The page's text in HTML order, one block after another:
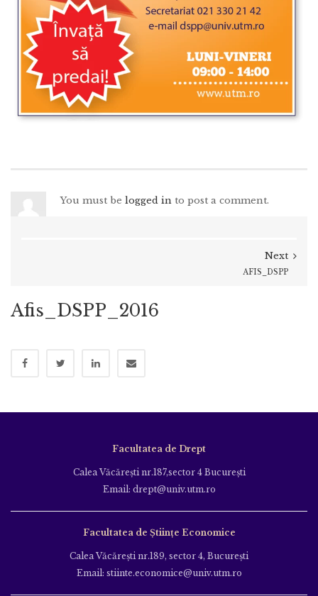
You must be logged in to post a comment.
Next
AFIS_DSPP
Afis_DSPP_2016
Facultatea de Drept
Calea Văcăreşti nr.187,sector 4 Bucureşti
Email: drept@univ.utm.ro
Facultatea de Științe Economice
Calea Văcăreşti nr.189, sector 4, Bucureşti
Email: stiinte.economice@univ.utm.ro